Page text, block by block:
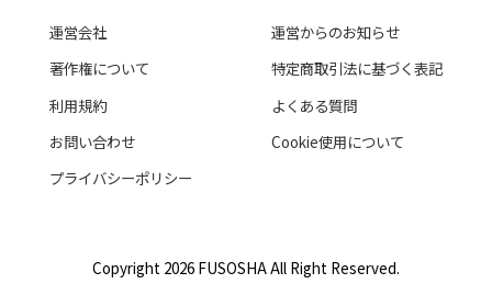
運営会社
運営からのお知らせ
著作権について
特定商取引法に基づく表記
利用規約
よくある質問
お問い合わせ
Cookie使用について
プライバシーポリシー
Copyright 2026 FUSOSHA All Right Reserved.